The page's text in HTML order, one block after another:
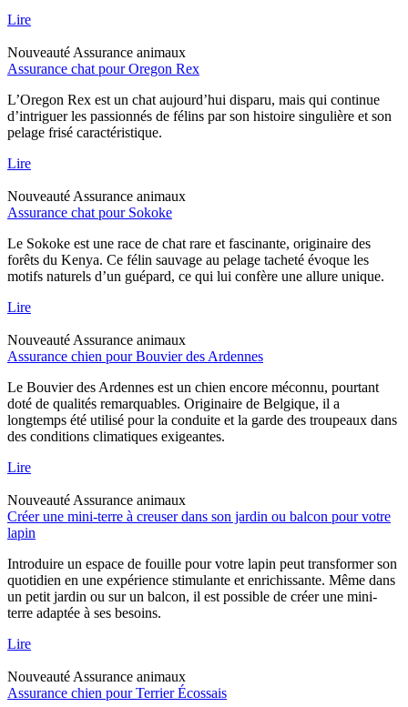
Lire
Nouveauté Assurance animaux
Assurance chat pour Oregon Rex
L’Oregon Rex est un chat aujourd’hui disparu, mais qui continue
d’intriguer les passionnés de félins par son histoire singulière et son
pelage frisé caractéristique.
Lire
Nouveauté Assurance animaux
Assurance chat pour Sokoke
Le Sokoke est une race de chat rare et fascinante, originaire des
forêts du Kenya. Ce félin sauvage au pelage tacheté évoque les
motifs naturels d’un guépard, ce qui lui confère une allure unique.
Lire
Nouveauté Assurance animaux
Assurance chien pour Bouvier des Ardennes
Le Bouvier des Ardennes est un chien encore méconnu, pourtant
doté de qualités remarquables. Originaire de Belgique, il a
longtemps été utilisé pour la conduite et la garde des troupeaux dans
des conditions climatiques exigeantes.
Lire
Nouveauté Assurance animaux
Créer une mini-terre à creuser dans son jardin ou balcon pour votre
lapin
Introduire un espace de fouille pour votre lapin peut transformer son
quotidien en une expérience stimulante et enrichissante. Même dans
un petit jardin ou sur un balcon, il est possible de créer une mini-
terre adaptée à ses besoins.
Lire
Nouveauté Assurance animaux
Assurance chien pour Terrier Écossais